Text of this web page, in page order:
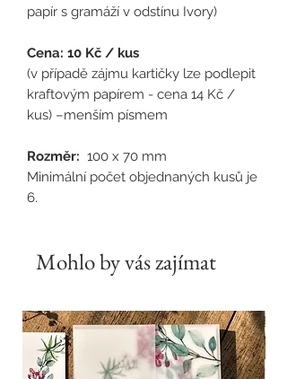
papír s gramáží v odstínu Ivory)
Cena: 10 Kč / kus
(v případě zájmu kartičky lze podlepit
kraftovým papírem - cena 14 Kč /
kus) –menším písmem
Rozměr: 100 x 70 mm
Minimální počet objednaných kusů je
6.
Mohlo by vás zajímat